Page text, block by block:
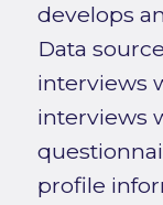
develops
Data
interviews
interviews
profile